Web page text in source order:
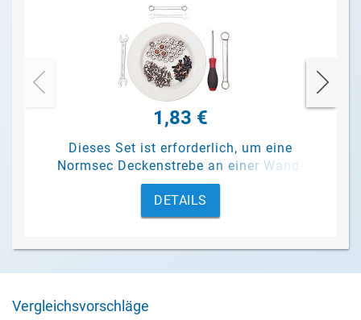
1,83 €
Dieses Set ist erforderlich, um eine
Normsec Deckenstrebe an einer Wand-
Deckenkonsole und am Gebäude zu
befestigen.
DETAILS
Vergleichsvorschläge